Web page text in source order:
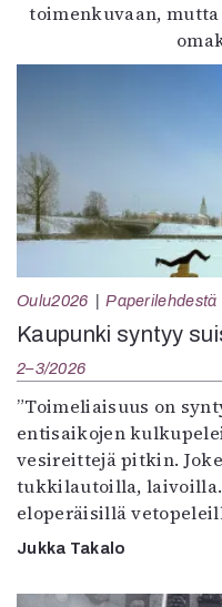
toimenkuvaan,
Oulu2026 Paperilehdestä
Kaupunki syntyy
2–3/2026
”Toimeliaisuus on
entisaikojen
vesireittejä pitkin.
tukkilautoilla,
eloperäisillä
Jukka Takalo